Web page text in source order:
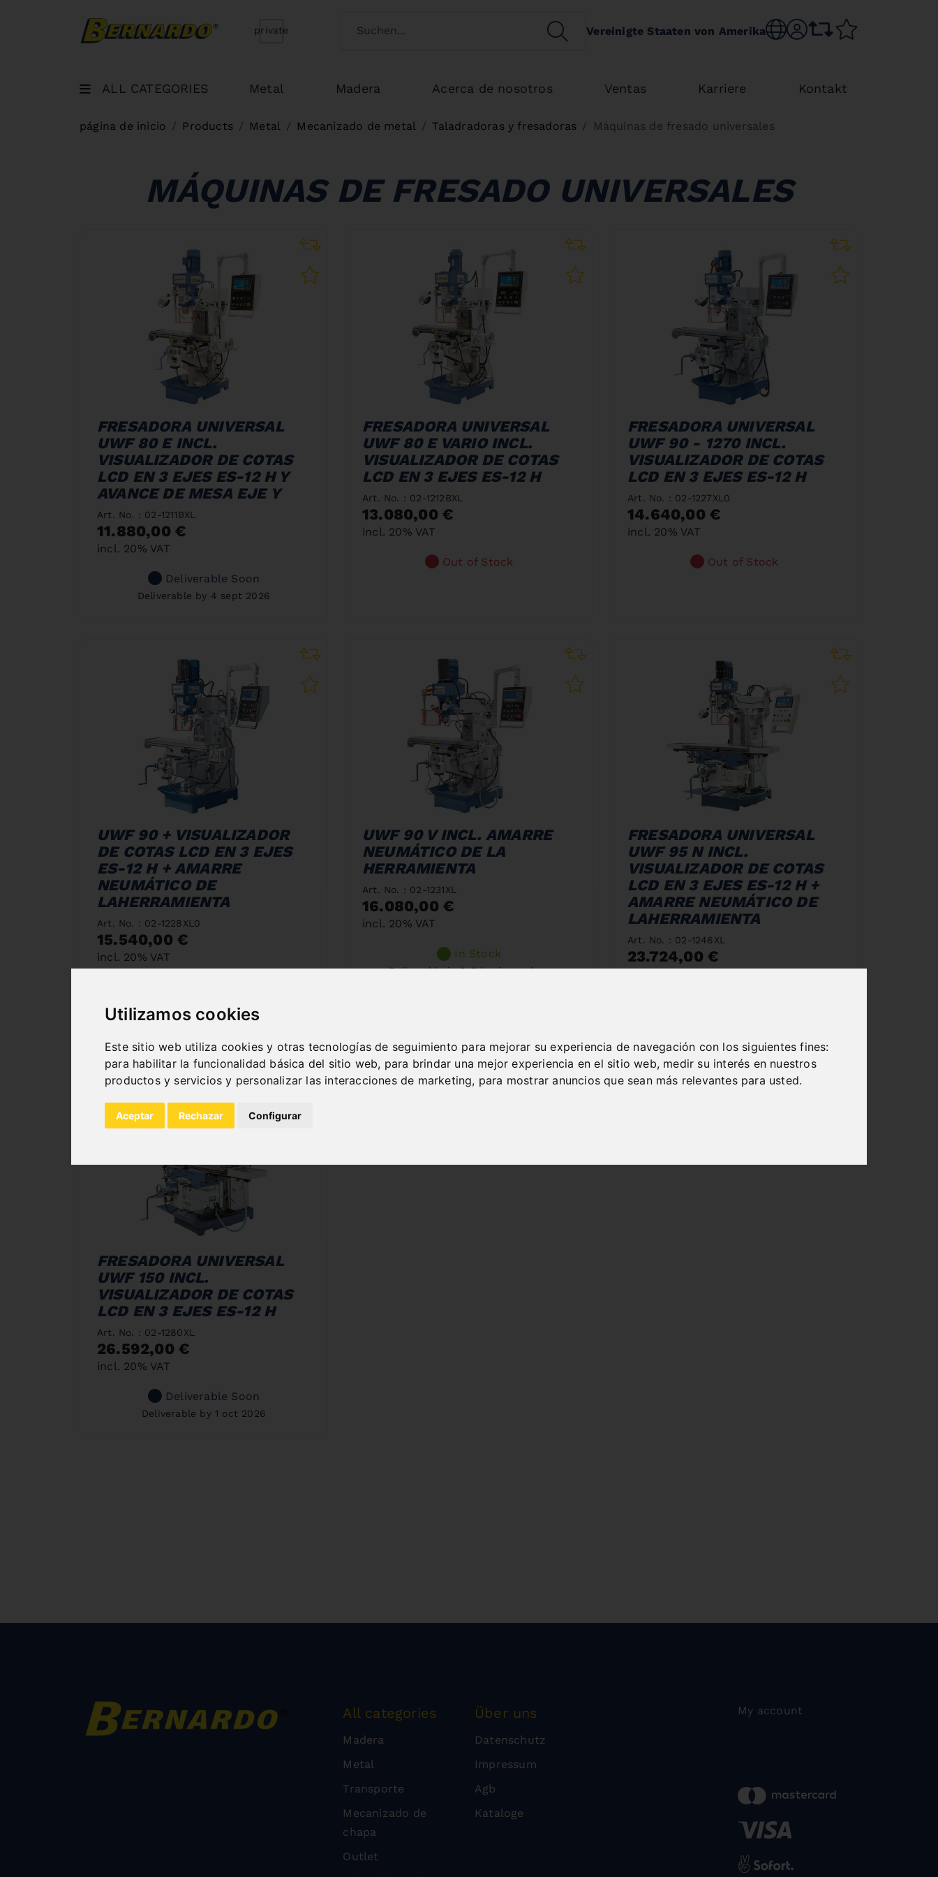
Utilizamos cookies
Este sitio web utiliza cookies y otras tecnologías de seguimiento para mejorar su experiencia de navegación con los siguientes fines:
para habilitar la funcionalidad básica del sitio web, para brindar una mejor experiencia en el sitio web, medir su interés en nuestros
productos y servicios y personalizar las interacciones de marketing, para mostrar anuncios que sean más relevantes para usted.
Aceptar Rechazar Configurar
Bernardo Home Switch customertype
private SEARCHVereinigte Staaten von Amerika Choose language
sr.accountcomparison list
ALL CATEGORIES Metal Madera Acerca de nosotros Ventas Karriere Kontakt
página de inicio Products Metal Mecanizado de metal Taladradoras y fresadoras Máquinas de fresado universales
MÁQUINAS DE FRESADO UNIVERSALES
FRESADORA UNIVERSAL
UWF 80 E INCL.
VISUALIZADOR DE COTAS
LCD EN 3 EJES ES-12 H Y
AVANCE DE MESA EJE Y
Art. No. : 02-1211BXL
11.880,00 €
incl. 20% VAT
Deliverable Soon
Deliverable by 4 sept 2026
FRESADORA UNIVERSAL
UWF 80 E VARIO INCL.
VISUALIZADOR DE COTAS
LCD EN 3 EJES ES-12 H
Art. No. : 02-1212BXL
13.080,00 €
incl. 20% VAT
Out of Stock
FRESADORA UNIVERSAL
UWF 90 - 1270 INCL.
VISUALIZADOR DE COTAS
LCD EN 3 EJES ES-12 H
Art. No. : 02-1227XL0
14.640,00 €
incl. 20% VAT
Out of Stock
UWF 90 + VISUALIZADOR
DE COTAS LCD EN 3 EJES
ES-12 H + AMARRE
NEUMÁTICO DE
LAHERRAMIENTA
Art. No. : 02-1228XL0
15.540,00 €
incl. 20% VAT
UWF 90 V INCL. AMARRE
NEUMÁTICO DE LA
HERRAMIENTA
Art. No. : 02-1231XL
16.080,00 €
incl. 20% VAT
In Stock
Deliverable in 2-3 business days
FRESADORA UNIVERSAL
UWF 95 N INCL.
VISUALIZADOR DE COTAS
LCD EN 3 EJES ES-12 H +
AMARRE NEUMÁTICO DE
LAHERRAMIENTA
Art. No. : 02-1246XL
23.724,00 €
FRESADORA UNIVERSAL
UWF 150 INCL.
VISUALIZADOR DE COTAS
LCD EN 3 EJES ES-12 H
Art. No. : 02-1280XL
26.592,00 €
incl. 20% VAT
Deliverable Soon
Deliverable by 1 oct 2026
All categories
Madera
Metal
Transporte
Mecanizado de
chapa
Outlet
Über uns
Datenschutz
Impressum
Agb
Kataloge
My account